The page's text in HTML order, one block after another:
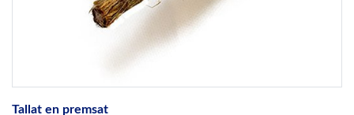
Tallat en premsat